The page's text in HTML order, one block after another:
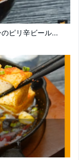
ピリ辛ビール...